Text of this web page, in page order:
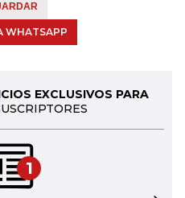
WHATSAPP
EXCLUSIVOS PARA
1